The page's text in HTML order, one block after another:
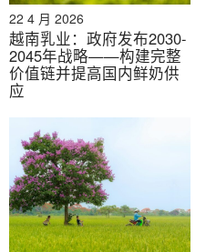
2026年7月31日
数字化转型背景下的劳动力
22 4 月 2026
越南乳业：政府发布2030-
2045年战略——构建完整
价值链并提高国内鲜奶供
应